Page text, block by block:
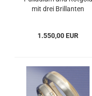
mit drei Brillanten
1.550,00 EUR